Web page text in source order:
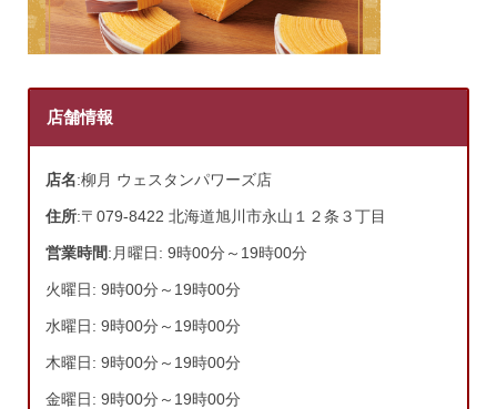
店舗情報
店名:柳月 ウェスタンパワーズ店
住所:〒079-8422 北海道旭川市永山１２条３丁目
営業時間:月曜日: 9時00分～19時00分
火曜日: 9時00分～19時00分
水曜日: 9時00分～19時00分
木曜日: 9時00分～19時00分
金曜日: 9時00分～19時00分